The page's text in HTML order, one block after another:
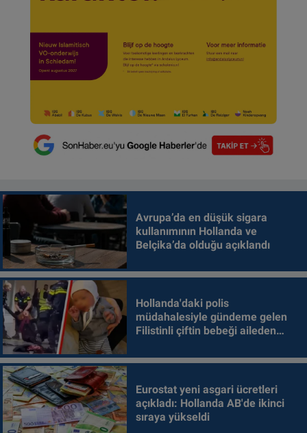
Avrupa’da en düşük sigara
kullanımının Hollanda ve
Belçika’da olduğu açıklandı
Hollanda'daki polis
müdahalesiyle gündeme gelen
Filistinli çiftin bebeği aileden
Eurostat yeni asgari ücretleri
açıkladı: Hollanda AB'de ikinci
sıraya yükseldi